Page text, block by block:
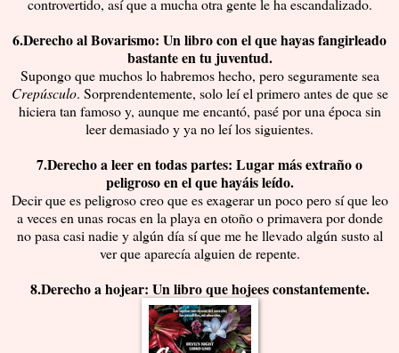
controvertido, así que a mucha otra gente le ha escandalizado.
6.Derecho al Bovarismo: Un libro con el que hayas fangirleado
bastante en tu juventud.
Supongo que muchos lo habremos hecho, pero seguramente sea
Crepúsculo. Sorprendentemente, solo leí el primero antes de que se
hiciera tan famoso y, aunque me encantó, pasé por una época sin
leer demasiado y ya no leí los siguientes.
7.Derecho a leer en todas partes: Lugar más extraño o
peligroso en el que hayáis leído.
Decir que es peligroso creo que es exagerar un poco pero sí que leo
a veces en unas rocas en la playa en otoño o primavera por donde
no pasa casi nadie y algún día sí que me he llevado algún susto al
ver que aparecía alguien de repente.
8.Derecho a hojear: Un libro que hojees constantemente.